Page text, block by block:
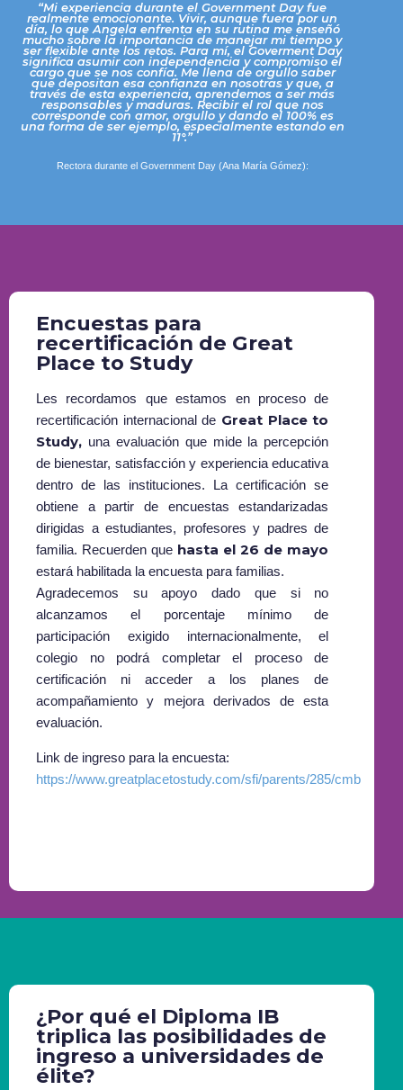
“Mi experiencia durante el Government Day fue
realmente emocionante. Vivir, aunque fuera por un
día, lo que Angela enfrenta en su rutina me enseñó
mucho sobre la importancia de manejar mi tiempo y
ser flexible ante los retos. Para mí, el Goverment Day
significa asumir con independencia y compromiso el
cargo que se nos confía. Me llena de orgullo saber
que depositan esa confianza en nosotras y que, a
través de esta experiencia, aprendemos a ser más
responsables y maduras. Recibir el rol que nos
corresponde con amor, orgullo y dando el 100% es
una forma de ser ejemplo, especialmente estando en
11°.”
Rectora durante el Government Day (Ana María Gómez):
Encuestas para
recertificación de Great
Place to Study
Les recordamos que estamos en proceso de
recertificación internacional de Great Place to
Study, una evaluación que mide la percepción
de bienestar, satisfacción y experiencia educativa
dentro de las instituciones. La certificación se
obtiene a partir de encuestas estandarizadas
dirigidas a estudiantes, profesores y padres de
familia. Recuerden que hasta el 26 de mayo
estará habilitada la encuesta para familias.
Agradecemos su apoyo dado que si no
alcanzamos el porcentaje mínimo de
participación exigido internacionalmente, el
colegio no podrá completar el proceso de
certificación ni acceder a los planes de
acompañamiento y mejora derivados de esta
evaluación.
Link de ingreso para la encuesta:
https://www.greatplacetostudy.com/sfi/parents/285/cmb
¿Por qué el Diploma IB
triplica las posibilidades de
ingreso a universidades de
élite?